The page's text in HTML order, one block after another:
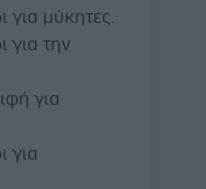
μύκητες.
την
για
για